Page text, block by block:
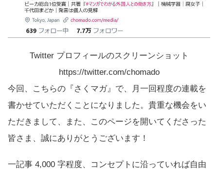
Twitter プロフィールのスクリーンショット
https://twitter.com/chomado
今回、こちらの『 さくマガ』で、月一回程度の連載を
書かせていただくことになりました。貴重な機会をい
ただきまして、また、このページを開いてくださった
皆さま、誠にありがとうございます！
一記事 4,000 字程度、コンセプトに沿っていれば自由